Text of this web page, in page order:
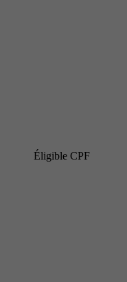
Éligible CPF